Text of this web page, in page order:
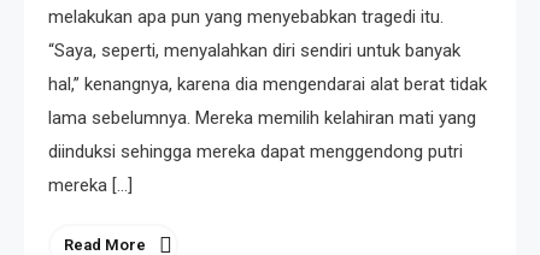
melakukan apa pun yang menyebabkan tragedi itu.
“Saya, seperti, menyalahkan diri sendiri untuk banyak
hal,” kenangnya, karena dia mengendarai alat berat tidak
lama sebelumnya. Mereka memilih kelahiran mati yang
diinduksi sehingga mereka dapat menggendong putri
mereka […]
Read More